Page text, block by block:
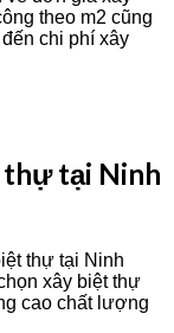
theo m2 cũng
chi phí xây
thự tại Ninh
thự tại Ninh
xây biệt thự
cao chất lượng